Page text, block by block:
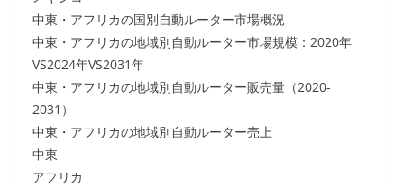
中東・アフリカの国別自動ルーター市場概況
中東・アフリカの地域別自動ルーター市場規模：2020年
VS2024年VS2031年
中東・アフリカの地域別自動ルーター販売量（2020-
2031）
中東・アフリカの地域別自動ルーター売上
中東
アフリカ